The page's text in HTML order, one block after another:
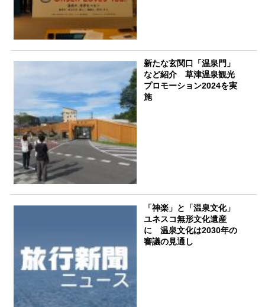
新たな玄関口「温泉門」
など紹介 草津温泉観光
プロモーション2024を実
施
「神楽」と「温泉文化」
ユネスコ無形文化遺産
に 温泉文化は2030年の
審議の見通し